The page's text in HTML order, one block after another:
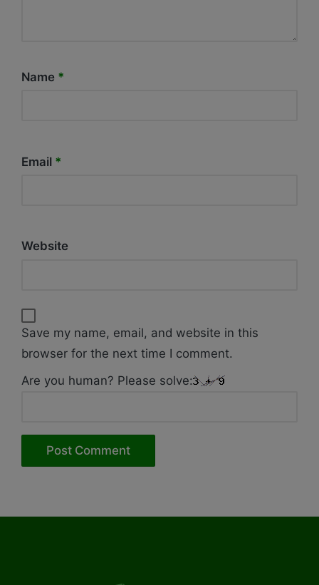
Name *
Email *
Website
Save my name, email, and website in this
browser for the next time I comment.
Are you human? Please solve: